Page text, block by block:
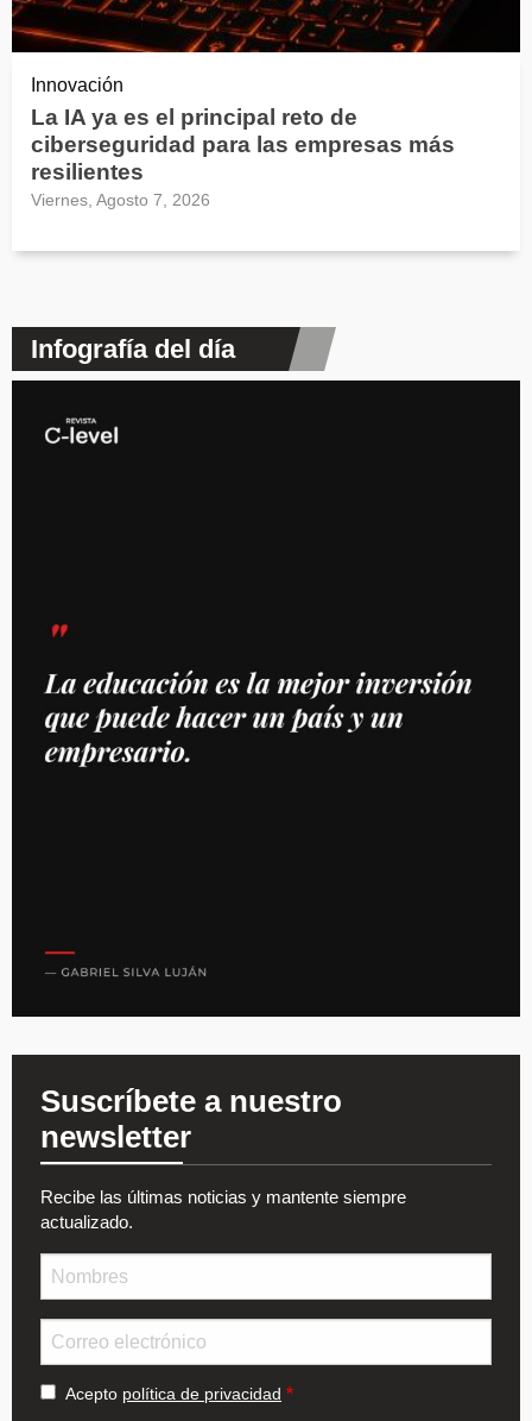
Innovación
La IA ya es el principal reto de
ciberseguridad para las empresas más
resilientes
Viernes, Agosto 7, 2026
Infografía del día
Suscríbete a nuestro
newsletter
Recibe las últimas noticias y mantente siempre
actualizado.
Acepto política de privacidad